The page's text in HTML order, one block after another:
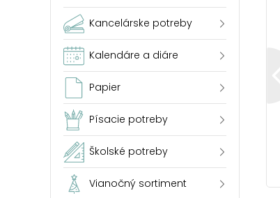
Kancelárske potreby
Kalendáre a diáre
Papier
Písacie potreby
Školské potreby
Vianočný sortiment